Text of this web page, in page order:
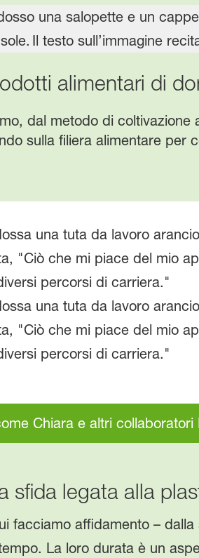
alimentari di
dal metodo di
sulla filiera alimentare per
Chiara e altri
sfida legata alla
facciamo affidamento –
La loro durata è un